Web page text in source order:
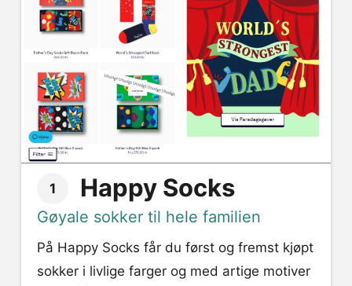
1 Happy Socks
Gøyale sokker til hele familien
På Happy Socks får du først og fremst kjøpt
sokker i livlige farger og med artige motiver